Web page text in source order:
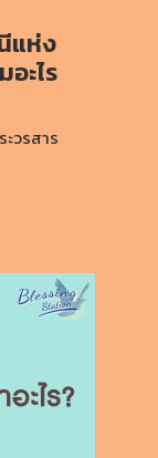
แห่ง
ะไร
วรสาร